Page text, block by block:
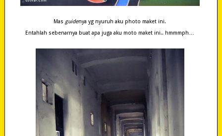
Mas guidenya yg nyuruh aku photo maket ini.
Entahlah sebenarnya buat apa juga aku moto maket ini.. hmmmph…